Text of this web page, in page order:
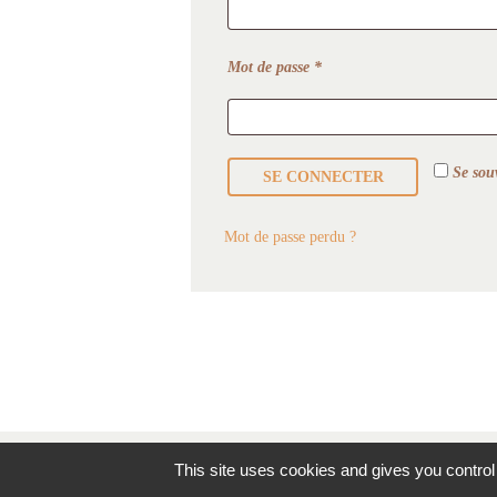
Mot de passe *Obligatoire
Se
SE CONNECTER
Mot de passe perdu ?
Accueil
This site uses cookies and gives you